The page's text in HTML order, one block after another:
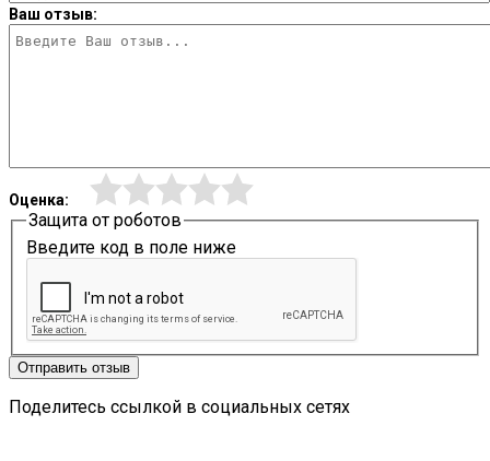
Ваш отзыв:
Оценка:
Защита от роботов
Введите код в поле ниже
Отправить отзыв
Поделитесь ссылкой в социальных сетях